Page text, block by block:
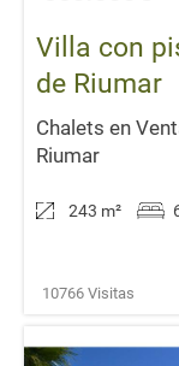
Villa con
de Riumar
Chalets en
Riumar
243 m²
10766 Visitas